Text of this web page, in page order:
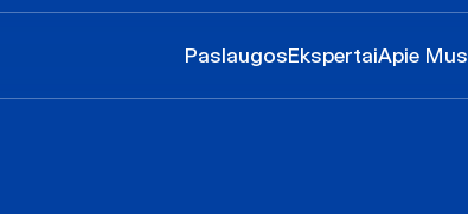
PaslaugosEkspertaiApie Mus